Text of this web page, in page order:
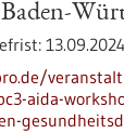
aida-